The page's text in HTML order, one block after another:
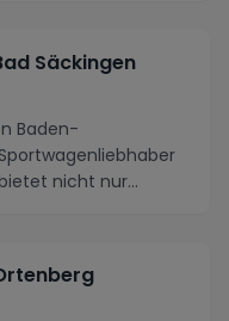
Säckingen
Baden-
bietet nicht nur